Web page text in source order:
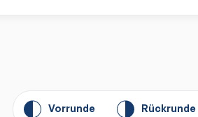
Vorrunde Rückrunde